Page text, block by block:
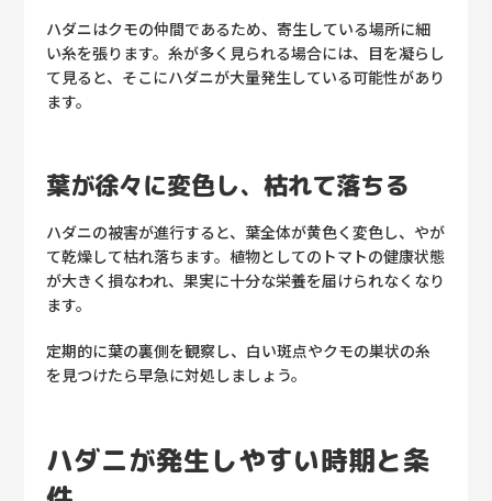
ハダニはクモの仲間であるため、寄生している場所に細
い糸を張ります。糸が多く見られる場合には、目を凝らし
て見ると、そこにハダニが大量発生している可能性があり
ます。
葉が徐々に変色し、枯れて落ちる
ハダニの被害が進行すると、葉全体が黄色く変色し、やが
て乾燥して枯れ落ちます。植物としてのトマトの健康状態
が大きく損なわれ、果実に十分な栄養を届けられなくなり
ます。
定期的に葉の裏側を観察し、白い斑点やクモの巣状の糸
を見つけたら早急に対処しましょう。
ハダニが発生しやすい時期と条